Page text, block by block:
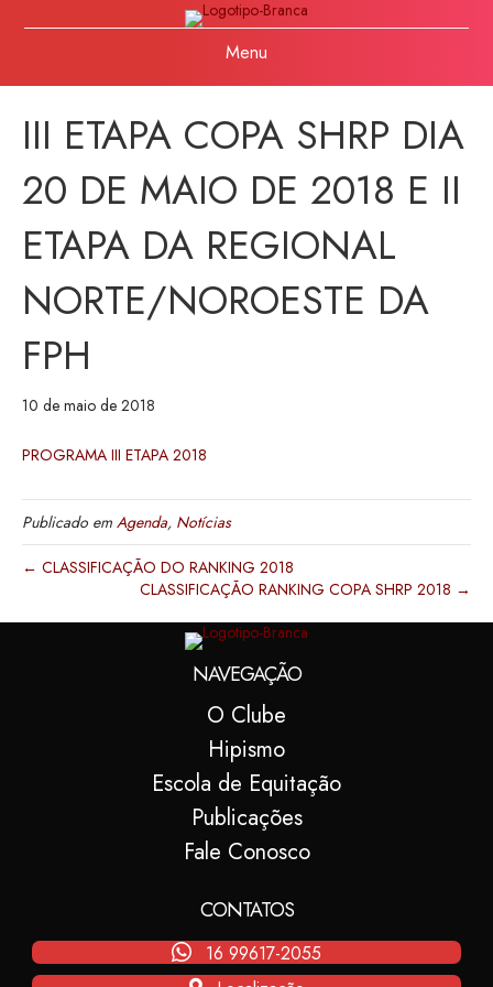
Menu
III ETAPA COPA SHRP DIA
20 DE MAIO DE 2018 E II
ETAPA DA REGIONAL
NORTE/NOROESTE DA
FPH
10 de maio de 2018
PROGRAMA III ETAPA 2018
Publicado em Agenda, Notícias
← CLASSIFICAÇÃO DO RANKING 2018
CLASSIFICAÇÃO RANKING COPA SHRP 2018 →
NAVEGAÇÃO
O Clube
Hipismo
Escola de Equitação
Publicações
Fale Conosco
CONTATOS
16 99617-2055